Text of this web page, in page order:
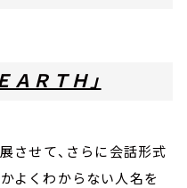
ＲＴＨ」
させて、さらに会話形式
よくわからない人名を